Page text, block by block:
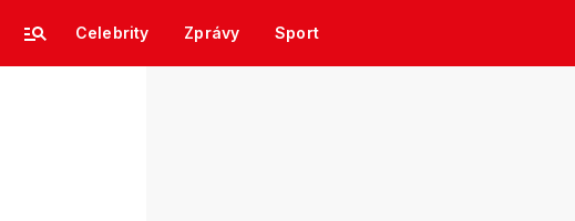
Celebrity Zprávy Sport